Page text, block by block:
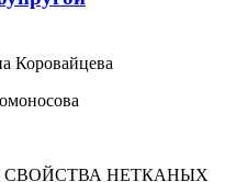
Коровайцева